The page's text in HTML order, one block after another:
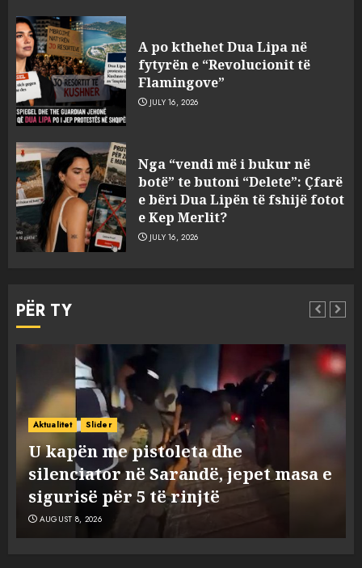
A po kthehet Dua Lipa në
fytyrën e “Revolucionit të
Flamingove”
JULY 16, 2026
Nga “vendi më i bukur në
botë” te butoni “Delete”: Çfarë
e bëri Dua Lipën të fshijë fotot
e Kep Merlit?
JULY 16, 2026
PËR TY
Aktualitet Slider
Objekte misterioze fluturojnë me
shpejtësi mbi lagje të banuara,
Pentagoni publikon dosje të reja
mbi UFO-t
AUGUST 8, 2026
3
Tragjedia në Gjermani, këta
janë tre shqiptarët që humbën
jetën në aksident
4
silenciator në Sarandë, jepet
masa e sigurisë për 5 të rinjtë
5
Objekte misterioze fluturojnë
me shpejtësi mbi lagje të
banuara, Pentagoni publikon
dosje të reja mbi UFO-t
AUGUST 8, 2026
“Ngecin” në portin e Durrësit